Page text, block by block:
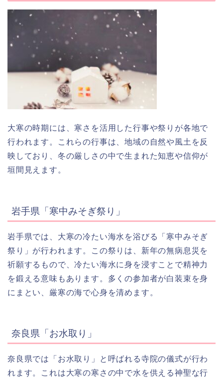
大寒の時期には、寒さを活用した行事や祭りが各地で
行われます。これらの行事は、地域の自然や風土を反
映しており、冬の厳しさの中で生まれた知恵や信仰が
垣間見えます。
岩手県「寒中みそぎ祭り」
岩手県では、大寒の冷たい海水を浴びる「寒中みそぎ
祭り」が行われます。この祭りは、新年の無病息災を
祈願するもので、冷たい海水に身を浸すことで精神力
を鍛える意味もあります。多くの参加者が白装束を身
にまとい、厳寒の海で心身を清めます。
奈良県「お水取り」
奈良県では「お水取り」と呼ばれる寺院の儀式が行わ
れます。これは大寒の寒さの中で水を供える神聖な行